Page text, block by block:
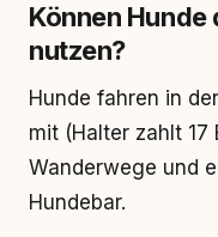
Können Hunde
nutzen?
Hunde fahren in
mit (Halter zahlt 17
Wanderwege und
Hundebar.